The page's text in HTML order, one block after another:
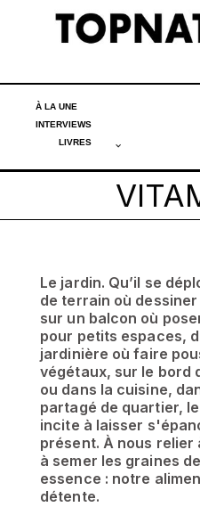
À LA UNE
INTERVIEWS
LIVRES
Le jardin. Qu’il se
de terrain où
sur un balcon où
pour petits espaces,
jardinière où faire
végétaux, sur le bord
ou dans la cuisine,
partagé de quartier,
incite à laisser
présent. À nous relier
à semer les graines
essence : notre
détente.